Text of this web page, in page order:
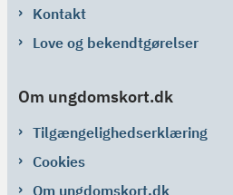
Kontakt
Love og bekendtgørelser
Om ungdomskort.dk
Tilgængelighedserklæring
Cookies
Om ungdomskort.dk